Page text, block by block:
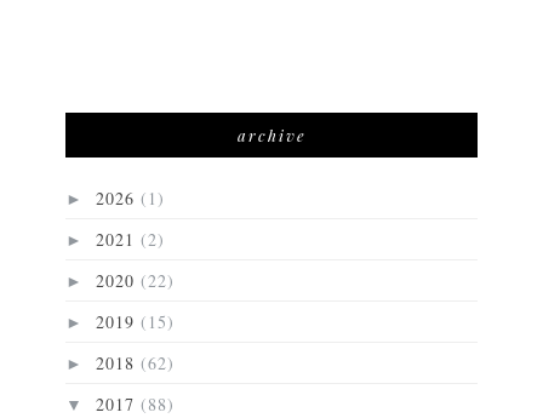
archive
► 2026 (1)
► 2021 (2)
► 2020 (22)
► 2019 (15)
► 2018 (62)
▼ 2017 (88)